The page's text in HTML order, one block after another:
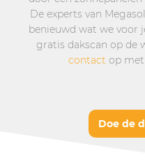
De experts van
benieuwd wat we voor
gratis dakscan op de
contact op met
Doe de